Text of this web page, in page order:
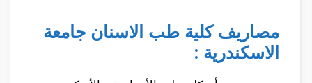
مصاريف كلية طب الاسنان جامعة
الاسكندرية :